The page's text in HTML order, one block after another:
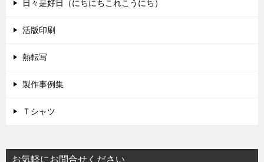
日々是好日（にちにちこれこうにち）
活版印刷
熱転写
製作事例集
Ｔシャツ
お気軽にお問合せください